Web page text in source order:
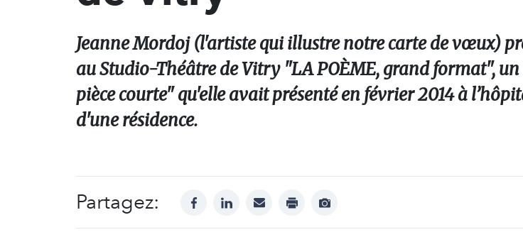
Jeanne Mordoj (l'artiste qui illustre notre carte de vœux)
au Studio-Théâtre de Vitry "LA POÈME, grand format",
pièce courte" qu'elle avait présenté en février 2014 à
d'une résidence.
Partagez: facebooklinkedinmail print
Afficher